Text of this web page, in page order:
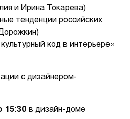
и Ирина Токарева)
тенденции российских
код в интерьере»
с дизайнером-
15:30 в дизайн-доме